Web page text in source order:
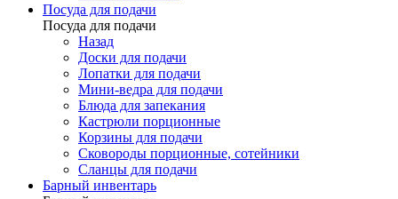
Посуда для подачи
Посуда для подачи
Назад
Доски для подачи
Лопатки для подачи
Мини-ведра для подачи
Блюда для запекания
Кастрюли порционные
Корзины для подачи
Сковороды порционные, сотейники
Сланцы для подачи
Барный инвентарь